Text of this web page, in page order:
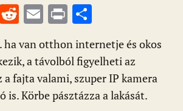
W R
d
di
t
E
m
ai
l
Pr
in
t za
m
e
ha van otthon internetje és okos
a távolból figyelheti az
fajta valami, szuper IP kamera
is. Körbe pásztázza a lakását.